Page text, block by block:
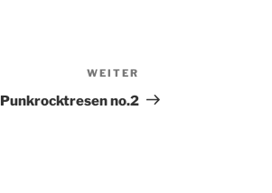
Beitrag
WEITER
Punkrocktresen no.2